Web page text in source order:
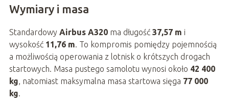
Wymiary i masa
Standardowy Airbus A320ma długość 37,57 m i
wysokość 11,76 m. To kompromis pomiędzy pojemnością
a możliwością operowania z lotnisk o krótszych drogach
startowych. Masa pustego samolotu wynosi około 42 400
kg, natomiast maksymalna masa startowa sięga 77 000
kg.